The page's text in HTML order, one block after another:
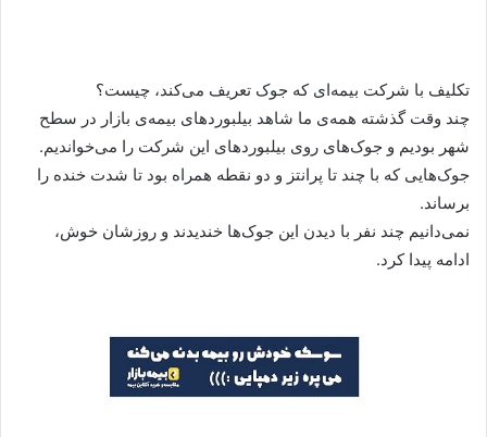
تکلیف با شرکت بیمه‌ای که جوک تعریف می‌کند، چیست؟
چند وقت گذشته همه‌ی ما شاهد بیلبوردهای بیمه‌ی بازار در سطح
شهر بودیم و جوک‌های روی بیلبوردهای این شرکت را می‌خواندیم.
جوک‌هایی که با چند تا پرانتز و دو نقطه همراه بود تا شدت خنده را
برساند.
نمی‌دانیم چند نفر با دیدن این جوک‌ها خندیدند و روزشان خوش،
ادامه پیدا کرد.